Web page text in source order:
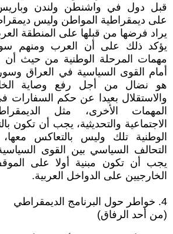
قبل دول في واشنطن ولندن
على ديمقراطية المواطن وليس
يراد فرضها من قبلها على المنطقة
يؤكد ذلك على أن العرب ومنهم
مهمات المرحلة الوطنية من حيث أن
أمام القوى السياسية في العراق
هو نضال من أجل رفع وصاية
والاستقلال بعيدا عن حكم السفارات
المهمات الأخرى، مثل
الاجتماعية والتحديثية، يجب أن تكون
الوطنية تلك وليس بالتعاكس
التحالف السياسي بين القوى
يجب أن تكون مبنية أولا على
الخارجيين على الدواخل العربية.
4. خواطر حول البرنامج الديمقراطي
(من أحد الرفاق)